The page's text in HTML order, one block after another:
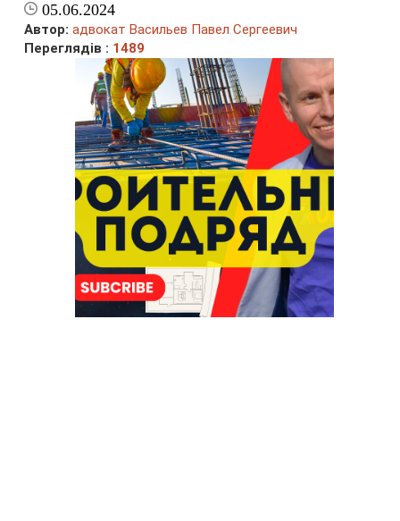
05.06.2024
Автор: адвокат Васильев Павел Сергеевич
Переглядів : 1489